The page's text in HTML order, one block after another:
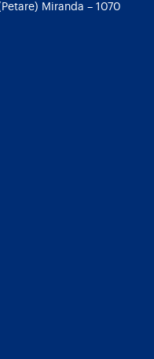
Miranda – 1070